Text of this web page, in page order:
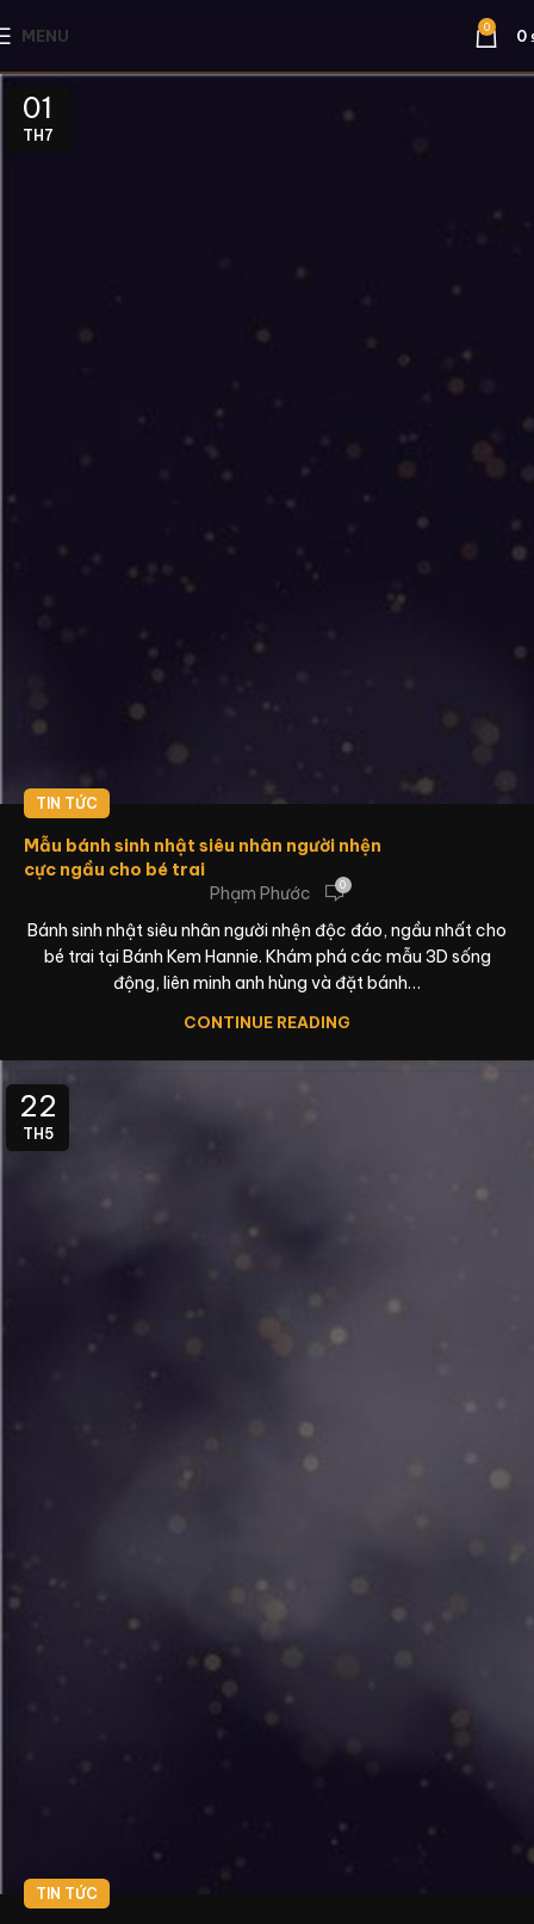
MENU 0 0
01
TH7
TIN TỨC
Mẫu bánh sinh nhật siêu nhân người nhện
cực ngầu cho bé trai
Phạm Phước
0
Bánh sinh nhật siêu nhân người nhện độc đáo, ngầu nhất cho
bé trai tại Bánh Kem Hannie. Khám phá các mẫu 3D sống
động, liên minh anh hùng và đặt bánh…
CONTINUE READING
22
TH5
TIN TỨC